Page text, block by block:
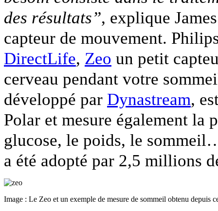
des résultats”, explique
capteur de mouvement.
DirectLife, Zeo un petit
cerveau pendant votre
développé par Dynastream,
Polar et mesure également la
glucose, le poids, le
a été adopté par 2,5 millions
Image : Le Zeo et un exemple de mesure de sommeil obtenu depuis